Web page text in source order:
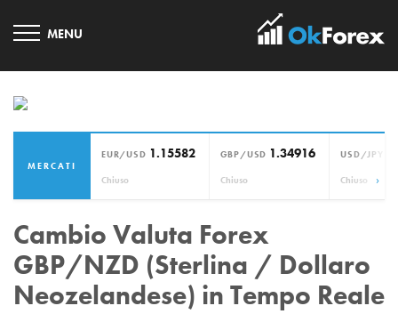
MERCATI
EUR/USD 1.15582
Chiuso
GBP/USD 1.34916
Chiuso
USD/JPY
Chiuso ›
Cambio Valuta Forex
GBP/NZD (Sterlina / Dollaro
Neozelandese) in Tempo Reale